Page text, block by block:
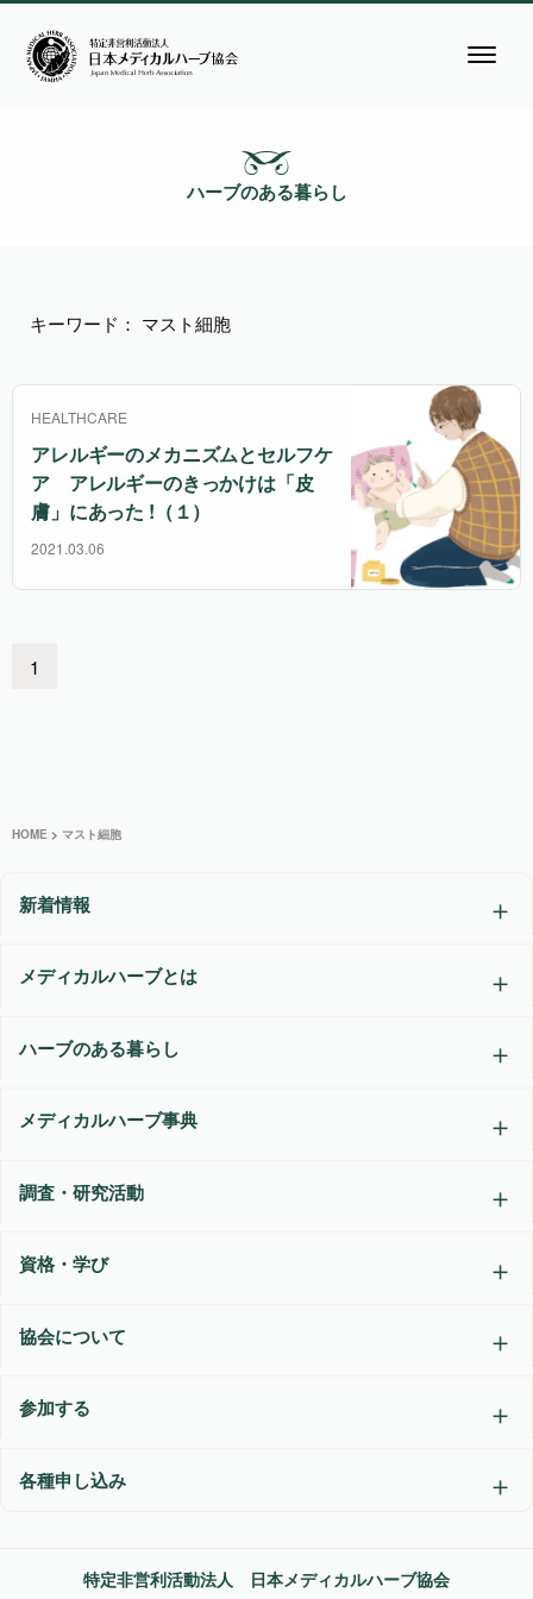
ハーブのある暮らし
キーワード： マスト細胞
HEALTHCARE
アレルギーのメカニズムとセルフケ
ア アレルギーのきっかけは「皮
膚」にあった !（１）
2021.03.06
1
HOME > マスト細胞
新着情報
メディカルハーブとは
ハーブのある暮らし
メディカルハーブ事典
調査・研究活動
資格・学び
協会について
参加する
各種申し込み
特定非営利活動法人 日本メディカルハーブ協会